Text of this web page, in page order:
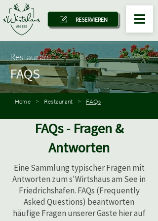
RESERVIEREN
Restaurant
FAQS
Home > Restaurant > FAQs
FAQs - Fragen &
Antworten
Eine Sammlung typischer Fragen mit
Antworten zum s'Wirtshaus am See in
Friedrichshafen. FAQs (Frequently
Asked Questions) beantworten
häufige Fragen unserer Gäste hier auf